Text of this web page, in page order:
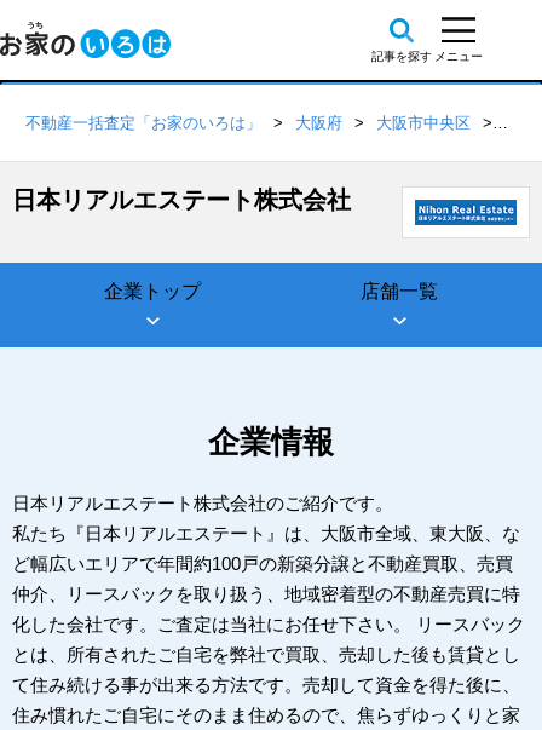
不動産一括査定「お家のいろは」 大阪府 大阪市中央区
日本リアルエステート株式会社
企業トップ 店舗一覧
企業情報
日本リアルエステート株式会社のご紹介です。
私たち『日本リアルエステート』は、大阪市全域、東大阪、な
ど幅広いエリアで年間約100戸の新築分譲と不動産買取、売買
仲介、リースバックを取り扱う、地域密着型の不動産売買に特
化した会社です。ご査定は当社にお任せ下さい。 リースバック
とは、所有されたご自宅を弊社で買取、売却した後も賃貸とし
て住み続ける事が出来る方法です。売却して資金を得た後に、
住み慣れたご自宅にそのまま住めるので、焦らずゆっくりと家